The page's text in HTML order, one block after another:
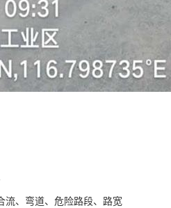
流、弯道、危险路段、路宽